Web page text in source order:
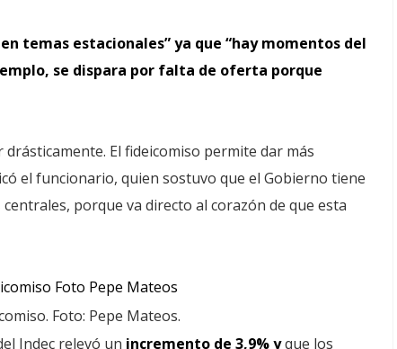
temas estacionales” ya que “hay momentos del
se dispara por falta de oferta porque
El fideicomiso permite dar más
el funcionario, quien sostuvo que el Gobierno tiene
porque va directo al corazón de que esta
Foto: Pepe Mateos.
Indec relevó un incremento de 3,9% yque los